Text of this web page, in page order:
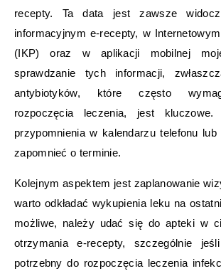
recepty. Ta data jest zawsze
informacyjnym e-recepty, w
(IKP) oraz w aplikacji mobilnej
sprawdzanie tych informacji,
antybiotyków, które często
rozpoczęcia leczenia, jest kluczowe.
przypomnienia w kalendarzu telefonu
zapomnieć o terminie.
Kolejnym aspektem jest zaplanowanie
warto odkładać wykupienia leku na
możliwe, należy udać się do apteki w
otrzymania e-recepty, szczególnie
potrzebny do rozpoczęcia leczenia